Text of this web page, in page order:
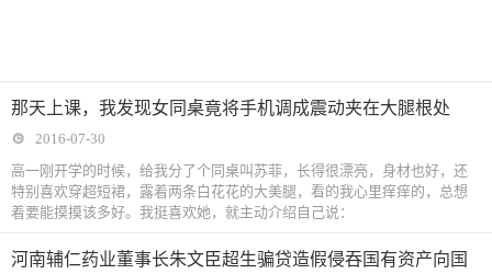
那天上课，我发现女同桌竟将手机调成震动夹在大腿根处
2016-07-30
高一刚开学的时候，给我分了个同桌叫苏菲，长得很漂亮，身材也好，还
特别喜欢穿超短裙，露着两条白花花的大美腿，看的我心里痒痒的，总想
着要能摸摸该多好。我挺喜欢她，就主动介绍自己说：
河南辅仁药业董事长朱文臣超生骗贷造假侵吞国有资产向国